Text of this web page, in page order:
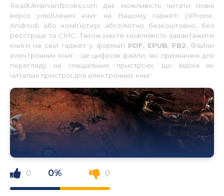
ReadUkrainianBooks.com дає можливість читати повні
версії улюблених книг на Вашому гаджеті (IPhone,
Android) або комп’ютері абсолютно безкоштовно, без
реєстрації та СМС. Також маєте можливість завантажити
книги на свій гаджет у форматі PDF, EPUB, FB2.Файли
електронних книг - це цифрові файли, які призначені для
перегляду на спеціальних пристроях, що відомі як
читальні пристрої для електронних книг.
0 0% 0